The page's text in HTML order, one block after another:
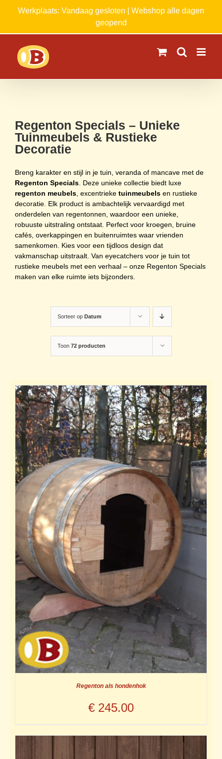
Werkplaats: Vandaag gesloten | Webshop alle dagen
geopend
Regenton Specials – Unieke
Tuinmeubels & Rustieke
Decoratie
Breng karakter en stijl in je tuin, veranda of mancave met de
Regenton Specials . Deze unieke collectie biedt luxe
regenton meubels , excentrieke tuinmeubels en rustieke
decoratie. Elk product is ambachtelijk vervaardigd met
onderdelen van regentonnen, waardoor een unieke,
robuuste uitstraling ontstaat. Perfect voor kroegen, bruine
cafés, overkappingen en buitenruimtes waar vrienden
samenkomen. Kies voor een tijdloos design dat
vakmanschap uitstraalt. Van eyecatchers voor je tuin tot
rustieke meubels met een verhaal – onze Regenton Specials
maken van elke ruimte iets bijzonders.
Sorteer op Datum
Toon 72 producten
Regenton als hondenhok
€ 245.00